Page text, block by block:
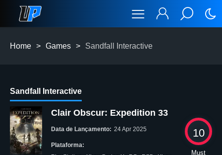
Home > Games > Sandfall Interactive
Sandfall Interactive
Clair Obscur: Expedition 33
Data de Lançamento: 24 Apr 2025
Plataforma:
10
Must